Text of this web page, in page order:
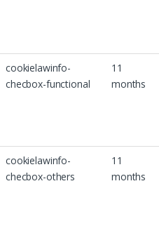
cookielawinfo-
checbox-functional
11
months
cookielawinfo-
checbox-others
11
months